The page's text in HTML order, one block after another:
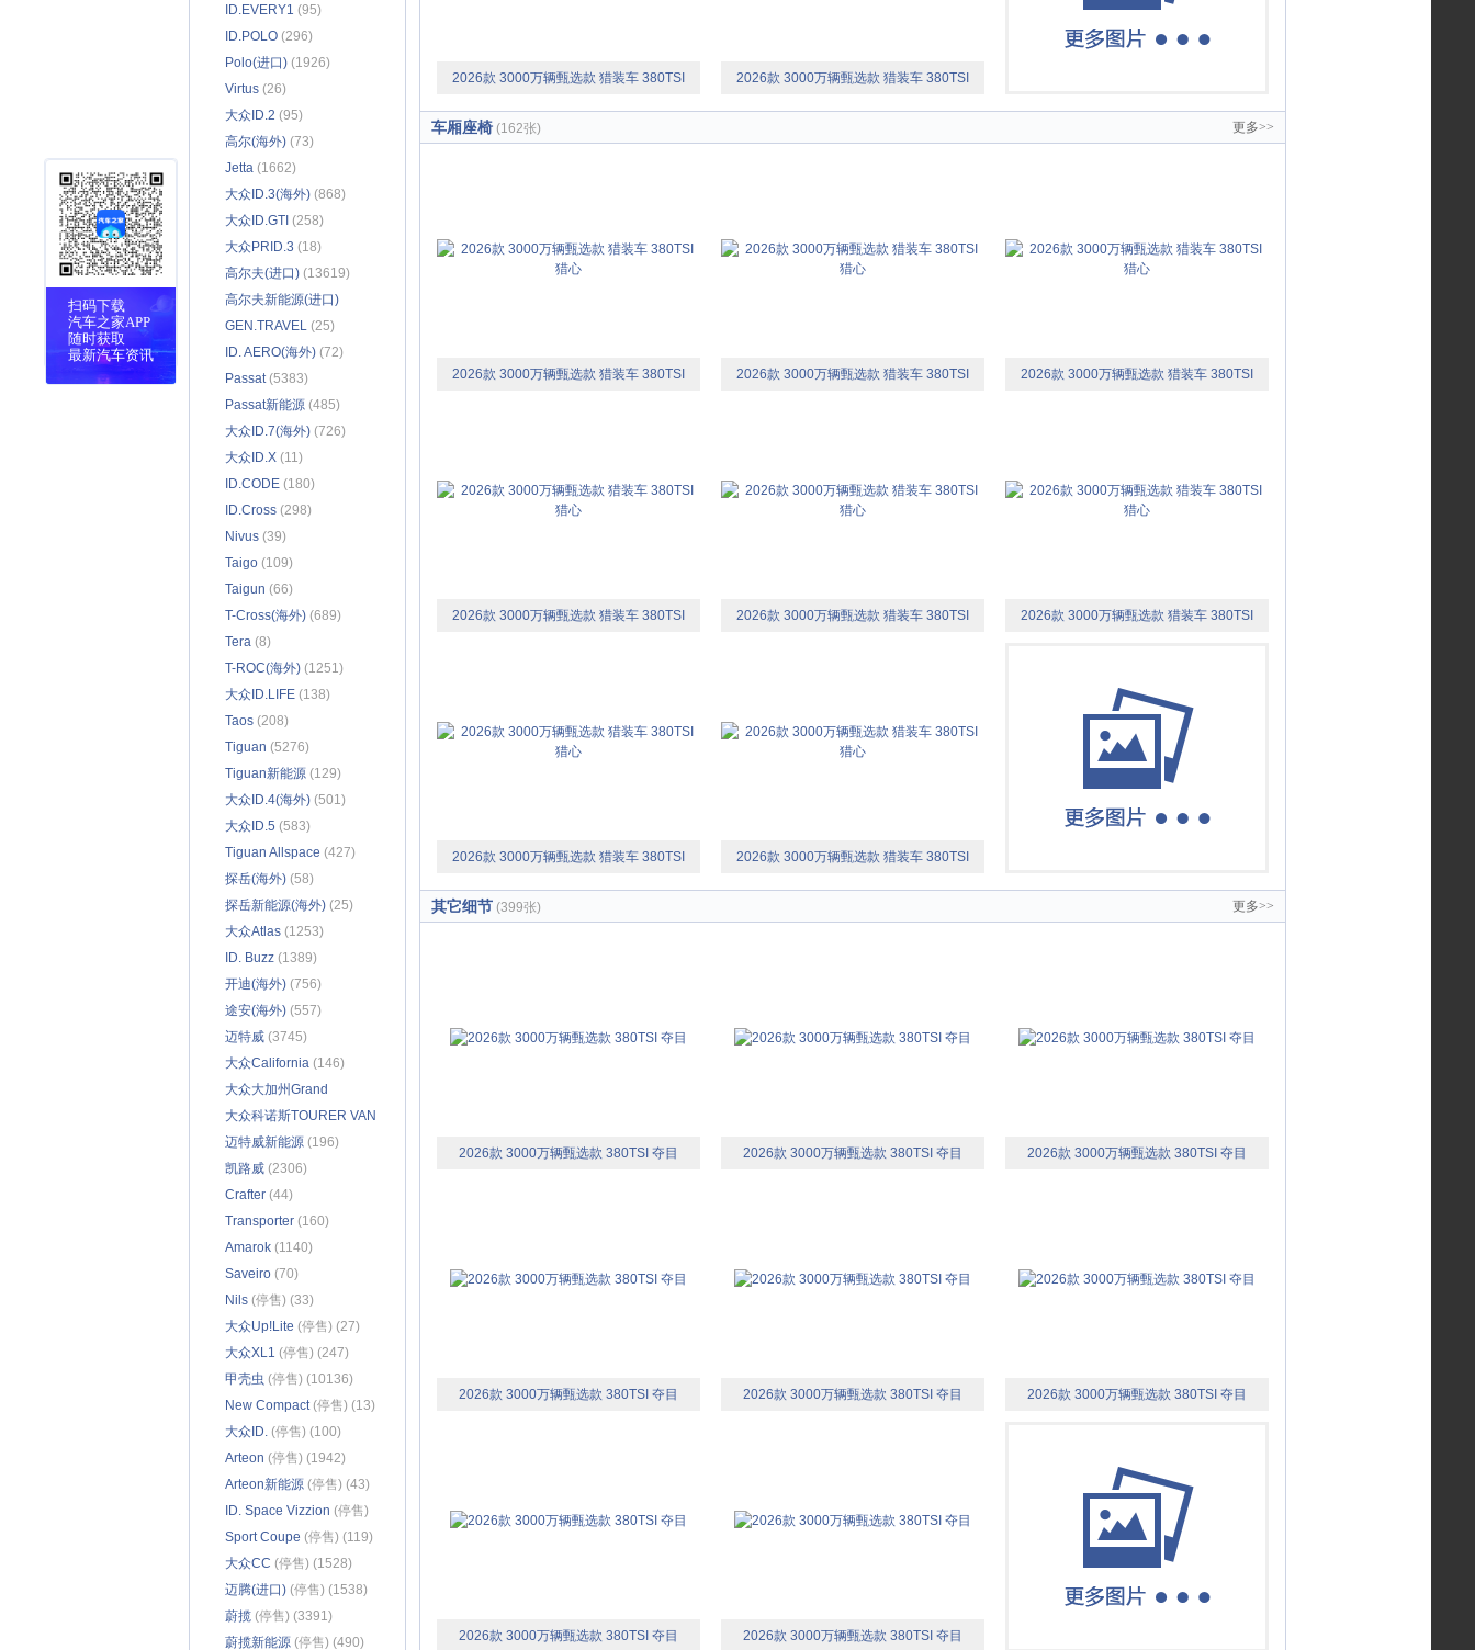
ID.EVERY1 (95)
ID.POLO (296)
Polo(进口) (1926)
Virtus (26)
大众ID.2 (95)
高尔(海外) (73)
Jetta (1662)
大众ID.3(海外) (868)
大众ID.GTI (258)
大众PRID.3 (18)
高尔夫(进口) (13619)
高尔夫新能源(进口)
(1943)
GEN.TRAVEL (25)
ID. AERO(海外) (72)
Passat(5383)
Passat新能源 (485)
大众ID.7(海外) (726)
大众ID.X (11)
ID.CODE (180)
ID.Cross (298)
Nivus (39)
Taigo (109)
Taigun (66)
T-Cross(海外) (689)
Tera (8)
T-ROC(海外) (1251)
大众ID.LIFE (138)
Taos (208)
Tiguan (5276)
Tiguan新能源 (129)
大众ID.4(海外) (501)
大众ID.5 (583)
Tiguan Allspace (427)
探岳(海外) (58)
探岳新能源(海外) (25)
大众Atlas (1253)
ID. Buzz (1389)
开迪(海外) (756)
途安(海外) (557)
迈特威 (3745)
大众California (146)
大众大加州Grand
California(5)
大众科诺斯TOURER VAN
500(6)
迈特威新能源 (196)
凯路威 (2306)
Crafter (44)
Transporter (160)
Amarok (1140)
Saveiro (70)
Nils (停售) (33)
大众Up!Lite (停售) (27)
大众XL1 (停售) (247)
甲壳虫 (停售) (10136)
New Compact(停售) (13)
大众ID. (停售) (100)
Arteon (停售) (1942)
Arteon新能源 (停售) (43)
ID. Space Vizzion (停售)
(133)
Sport Coupe (停售) (119)
大众CC (停售) (1528)
迈腾(进口) (停售) (1538)
蔚揽 (停售) (3391)
蔚揽新能源 (停售) (490)
2026款 3000万辆甄选款 猎装车 380TSI
猎心
2026款 3000万辆甄选款 猎装车 380TSI
猎心
车厢座椅 (162张) 更多>>
2026款 3000万辆甄选款 猎装车 380TSI 2026款 3000万辆甄选款 猎装车 380TSI 2026款 3000万辆甄选款 猎装车 380TSI
2026款 3000万辆甄选款 猎装车 380TSI 2026款 3000万辆甄选款 猎装车 380TSI 2026款 3000万辆甄选款 猎装车 380TSI
2026款 3000万辆甄选款 猎装车 380TSI
猎心
2026款 3000万辆甄选款 猎装车 380TSI
猎心
其它细节 (399张) 更多>>
2026款 3000万辆甄选款 380TSI 夺目 2026款 3000万辆甄选款 380TSI 夺目 2026款 3000万辆甄选款 380TSI 夺目
2026款 3000万辆甄选款 380TSI 夺目 2026款 3000万辆甄选款 380TSI 夺目 2026款 3000万辆甄选款 380TSI 夺目
2026款 3000万辆甄选款 380TSI 夺目 2026款 3000万辆甄选款 380TSI 夺目
扫码下载
汽车之家APP
随时获取
最新汽车资讯